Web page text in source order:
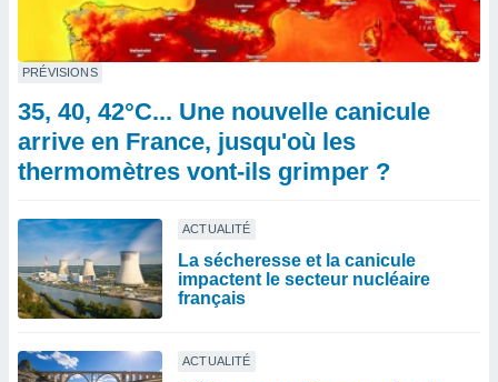
PRÉVISIONS
35, 40, 42°C... Une nouvelle canicule
arrive en France, jusqu'où les
thermomètres vont-ils grimper ?
ACTUALITÉ
La sécheresse et la canicule
impactent le secteur nucléaire
français
ACTUALITÉ